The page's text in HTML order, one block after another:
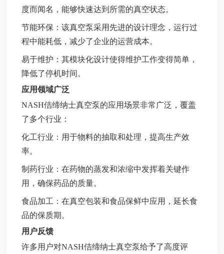
度而闻名，能够快速达到所需的真空状态。
节能环保：该真空泵采用先进的设计理念，运行过
程中能耗低，减少了企业的运营成本。
易于维护：其模块化设计使得维护工作变得简单，
降低了停机时间。
应用领域广泛
NASH佶缔纳士真空泵的应用场景非常广泛，覆盖
了多个行业：
化工行业：用于物料的抽取和处理，提高生产效
率。
制药行业：在药物的蒸发和浓缩中发挥着关键作
用，确保药品的质量。
食品加工：在真空包装和食品保鲜中应用，延长食
品的保质期。
用户反馈
许多用户对NASH佶缔纳士真空泵给予了高度评